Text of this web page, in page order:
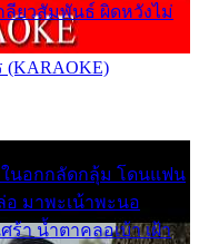
ลียวสัมพันธ์ ผิดหวังไม่
ในอกกลัดกลุ้ม โดนแฟน
อ มาพะเน้าพะนอ
ร้า น้ำตาคลอเบ้า เฝ้า